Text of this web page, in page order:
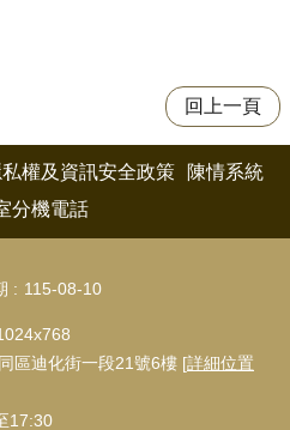
回上一頁
私權及資訊安全政策
陳情系統
分機電話
115-08-10
區迪化街一段21號6樓 [詳細位置
17:30